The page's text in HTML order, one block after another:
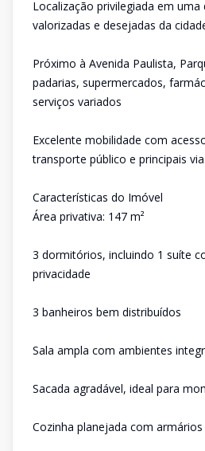
Localização privilegiada em uma
valorizadas e desejadas da
Próximo à Avenida Paulista,
padarias, supermercados,
serviços variados
Excelente mobilidade com
transporte público e principais
Características do Imóvel
Área privativa: 147 m²
3 dormitórios, incluindo 1 suíte
privacidade
3 banheiros bem distribuídos
Sala ampla com ambientes
Sacada agradável, ideal para
Cozinha planejada com